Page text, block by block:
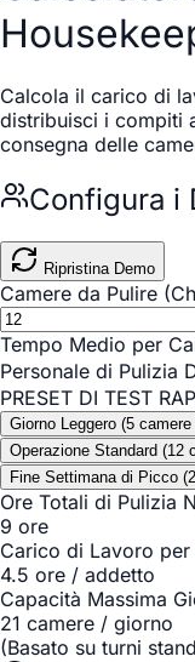
Calcola il carico di
distribuisci i compiti
consegna delle
Configura i
Ripristina Demo
Camere da Pulire
Tempo Medio per
Personale di Pulizia
PRESET DI TEST
Giorno Leggero (5
Operazione Standard (12
Fine Settimana di Picco
Ore Totali di Pulizia
9 ore
Carico di Lavoro
4.5 ore / addetto
Capacità Massima
21 camere / giorno
(Basato su turni